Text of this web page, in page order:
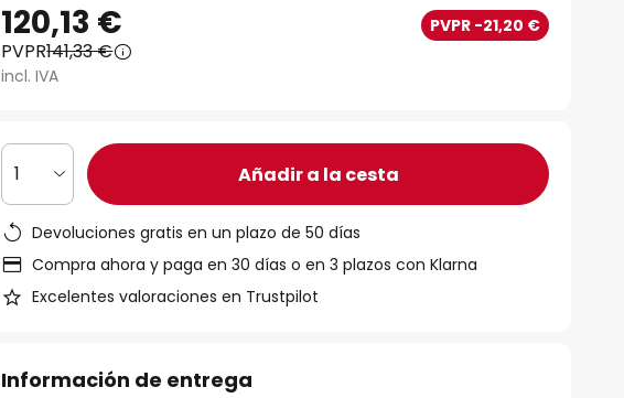
120,13 € PVPR -21,20 €
PVPR141,33 €
incl. IVA
1 Añadir a la cesta
Devoluciones gratis en un plazo de 50 días
Compra ahora y paga en 30 días o en 3 plazos con Klarna
Excelentes valoraciones en Trustpilot
Información de entrega